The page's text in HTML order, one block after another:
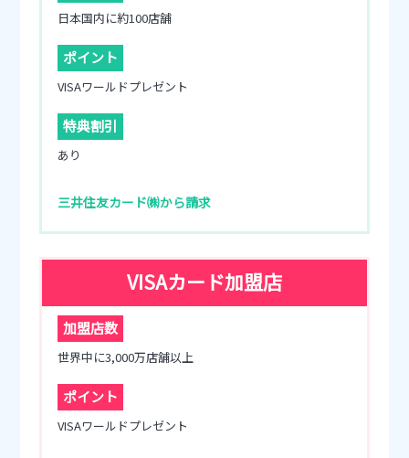
日本国内に約100店舗
ポイント
VISAワールドプレゼント
特典割引
あり
三井住友カード㈱から請求
VISAカード加盟店
加盟店数
世界中に3,000万店舗以上
ポイント
VISAワールドプレゼント